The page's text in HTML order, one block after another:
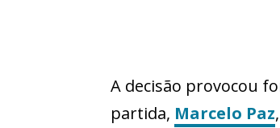
A decisão provocou
partida, Marcelo Paz